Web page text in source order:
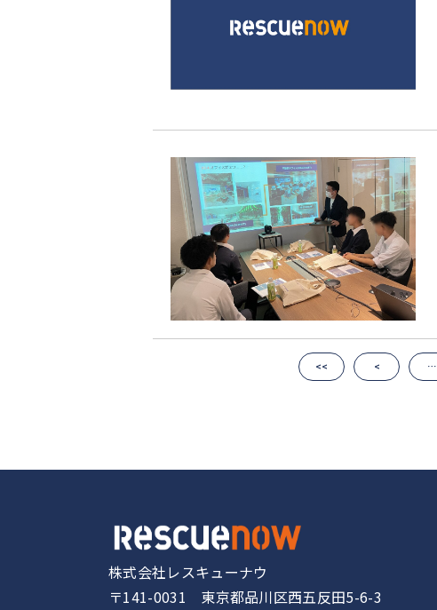
<< < …
株式会社レスキューナウ
〒141-0031 東京都品川区西五反田5-6-3